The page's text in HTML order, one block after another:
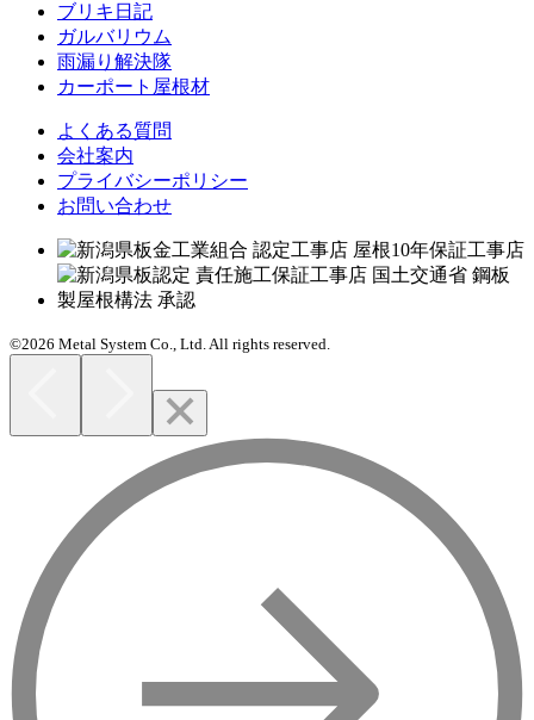
ブリキ日記
ガルバリウム
雨漏り解決隊
カーポート屋根材
よくある質問
会社案内
プライバシーポリシー
お問い合わせ
©2026 Metal System Co., Ltd. All rights reserved.